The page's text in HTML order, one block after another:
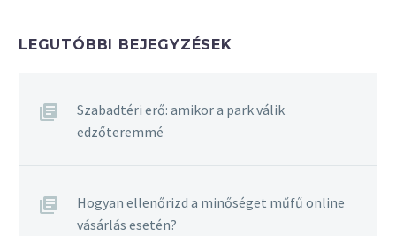
LEGUTÓBBI BEJEGYZÉSEK
Szabadtéri erő: amikor a park válik
edzőteremmé
Hogyan ellenőrizd a minőséget műfű online
vásárlás esetén?